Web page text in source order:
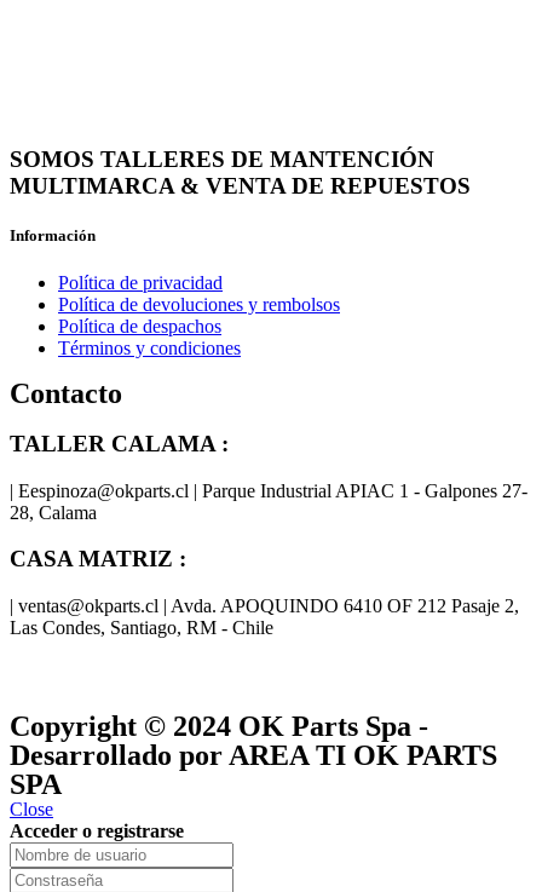
SOMOS TALLERES DE MANTENCIÓN
MULTIMARCA & VENTA DE REPUESTOS
Información
Política de privacidad
Política de devoluciones y rembolsos
Política de despachos
Términos y condiciones
Contacto
TALLER CALAMA :
| Eespinoza@okparts.cl | Parque Industrial APIAC 1 - Galpones 27-
28, Calama
CASA MATRIZ :
| ventas@okparts.cl | Avda. APOQUINDO 6410 OF 212 Pasaje 2,
Las Condes, Santiago, RM - Chile
Copyright © 2024 OK Parts Spa -
Desarrollado por AREA TI OK PARTS
SPA
Close
Acceder o registrarse